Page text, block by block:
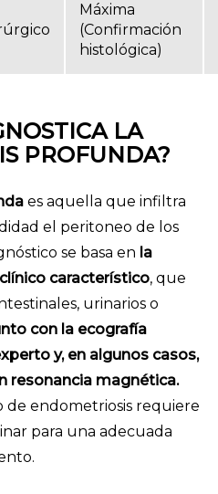
Máxima
(Confirmación
histológica)
LA
PROFUNDA?
es aquella que infiltra
el peritoneo de los
se basa en la
característico, que
urinarios o
con la ecografía
y, en algunos casos,
resonancia magnética.
de endometriosis requiere
para una adecuada